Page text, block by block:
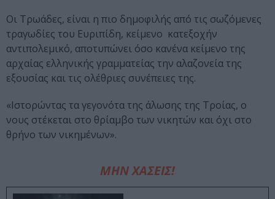
Οι Τρωάδες, είναι η πιο δημοφιλής από τις σωζόμενες
τραγωδίες του Ευριπίδη, κείμενο κατεξοχήν
αντιπολεμικό, αποτυπώνει όσο κανένα κείμενο της
αρχαίας ελληνικής γραμματείας την αλαζονεία της
εξουσίας και τις ολέθριες συνέπειες της.
«Ιστορώντας τα γεγονότα της άλωσης της Τροίας, ο
νους στέκεται στο θρίαμβο των νικητών και όχι στο
θρήνο των νικημένων».
ΜΗΝ ΧΑΣΕΙΣ!